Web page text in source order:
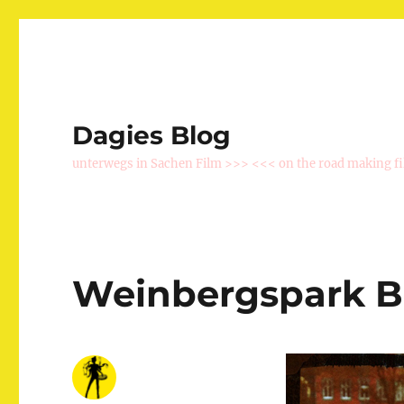
Dagies Blog
unterwegs in Sachen Film >>> <<< on the road making
Weinbergspark